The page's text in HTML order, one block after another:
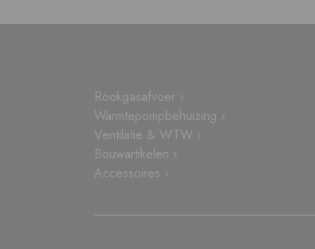
Rookgasafvoer ›
Warmtepompbehuizing ›
Ventilatie & WTW ›
Bouwartikelen ›
Accessoires ›